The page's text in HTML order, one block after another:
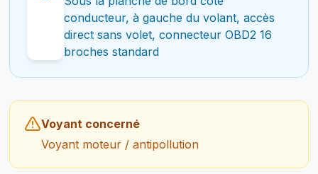
conducteur, à gauche du volant, accès
direct sans volet, connecteur OBD2 16
broches standard
Voyant concerné
Voyant moteur / antipollution